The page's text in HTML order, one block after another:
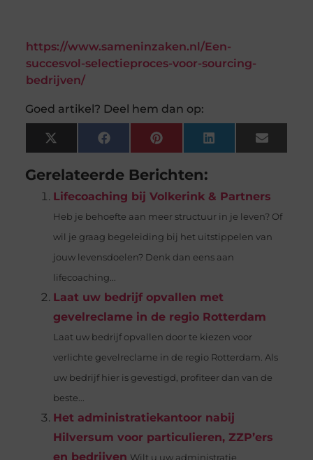
https://www.sameninzaken.nl/Een-
succesvol-selectieproces-voor-sourcing-
bedrijven/
Goed artikel? Deel hem dan op:
X
(Twitter)
FacebookPinterestLinkedInEmail
Gerelateerde Berichten:
Lifecoaching bij Volkerink & Partners
Heb je behoefte aan meer structuur in je leven? Of
wil je graag begeleiding bij het uitstippelen van
jouw levensdoelen? Denk dan eens aan
lifecoaching...
Laat uw bedrijf opvallen met
gevelreclame in de regio Rotterdam
Laat uw bedrijf opvallen door te kiezen voor
verlichte gevelreclame in de regio Rotterdam. Als
uw bedrijf hier is gevestigd, profiteer dan van de
beste...
Het administratiekantoor nabij
Hilversum voor particulieren, ZZP’ers
en bedrijven Wilt u uw administratie